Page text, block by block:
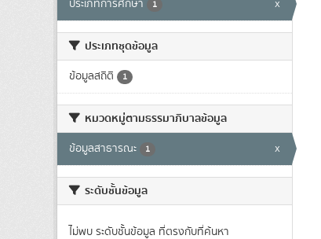
ประเภทการศึกษา 1 x
ประเภทชุดข้อมูล
ข้อมูลสถิติ 1
หมวดหมู่ตามธรรมาภิบาลข้อมูล
ข้อมูลสาธารณะ 1 x
ระดับชั้นข้อมูล
ไม่พบ ระดับชั้นข้อมูล ที่ตรงกับที่ค้นหา